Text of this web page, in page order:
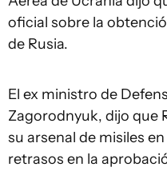
oficial sobre la
de Rusia.
El ex ministro de
Zagorodnyuk, dijo que
su arsenal de misiles
retrasos en la